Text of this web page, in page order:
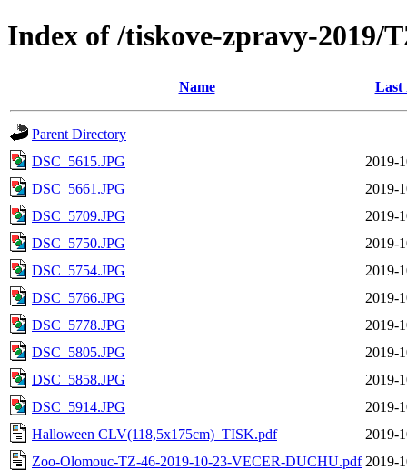
Index of /tiskove-zpravy-2019/
Name Last
Parent Directory
DSC_5615.JPG
2019-
DSC_5661.JPG
2019-
DSC_5709.JPG
2019-
DSC_5750.JPG
2019-
DSC_5754.JPG
2019-
DSC_5766.JPG
2019-
DSC_5778.JPG
2019-
DSC_5805.JPG
2019-
DSC_5858.JPG
2019-
DSC_5914.JPG
2019-
Halloween CLV(118,5x175cm)_TISK.pdf
2019-
Zoo-Olomouc-TZ-46-2019-10-23-VECER-DUCHU.pdf 2019-